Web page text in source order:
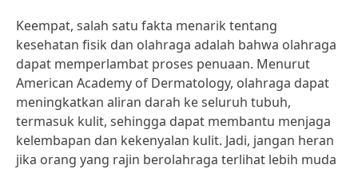
Keempat, salah satu fakta menarik tentang
kesehatan fisik dan olahraga adalah bahwa olahraga
dapat memperlambat proses penuaan. Menurut
American Academy of Dermatology, olahraga dapat
meningkatkan aliran darah ke seluruh tubuh,
termasuk kulit, sehingga dapat membantu menjaga
kelembapan dan kekenyalan kulit. Jadi, jangan heran
jika orang yang rajin berolahraga terlihat lebih muda